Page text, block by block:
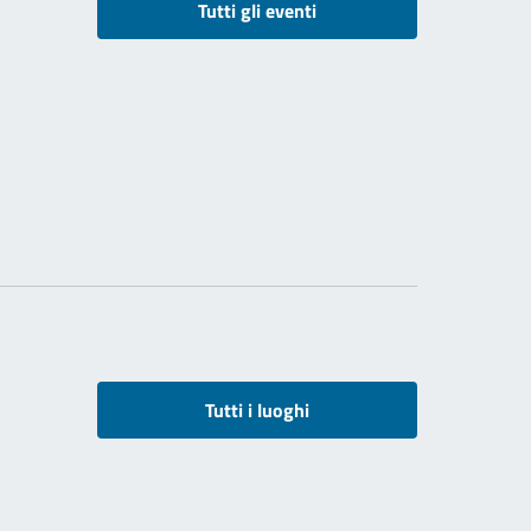
Tutti gli eventi
Tutti i luoghi